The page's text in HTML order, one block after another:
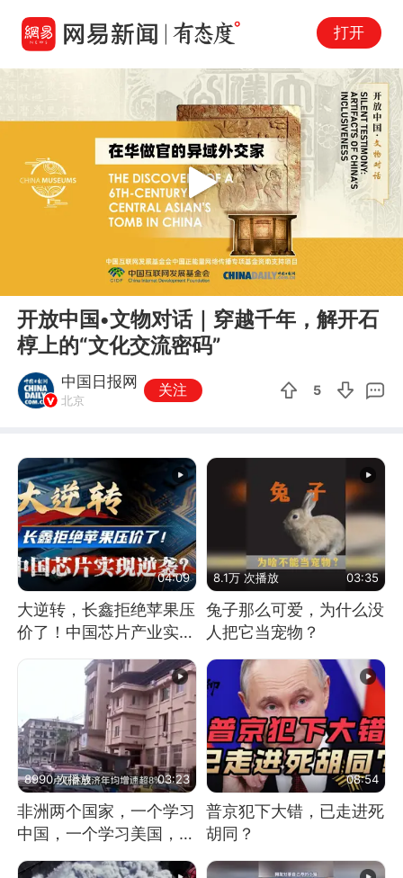
打开
Play
开放中国•文物对话｜穿越千年，解开石
椁上的“文化交流密码”
中国日报网
北京
关注 5
04:09
大逆转，长鑫拒绝苹果压
价了！中国芯片产业实现
怎样的逆袭？
8.1万 次播放 03:35
兔子那么可爱，为什么没
人把它当宠物？
8990 次播放 03:23
非洲两个国家，一个学习
中国，一个学习美国，结
08:54
普京犯下大错，已走进死
胡同？